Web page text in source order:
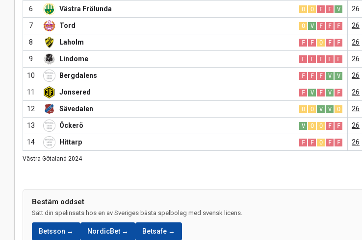
6 Västra Frölunda O O F F V 26
7 Tord O V F F F 26
8 Laholm F F O F F 26
9 Lindome F F F F F 26
10 Bergdalens F F F V V 26
11 Jonsered F V F V F 26
12 Sävedalen O O V V O 26
13 Öckerö V O O F F 26
14 Hittarp F F O F F 26
Västra Götaland 2024
Bestäm oddset
Sätt din spelinsats hos en av Sveriges bästa spelbolag med svensk licens.
Betsson → NordicBet → Betsafe →